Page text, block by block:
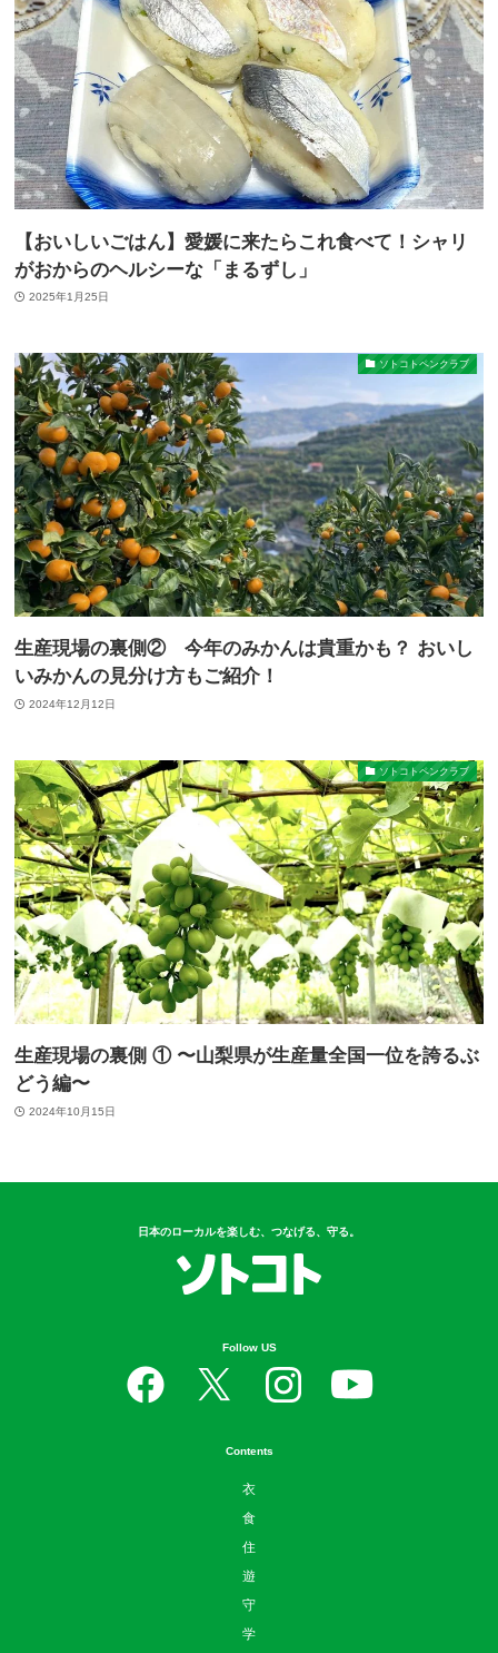
【おいしいごはん】愛媛に来たらこれ食べて！シャリ
がおからのヘルシーな「まるずし」
2025年1月25日
ソトコトペンクラブ
生産現場の裏側② 今年のみかんは貴重かも？ おいし
いみかんの見分け方もご紹介！
2024年12月12日
ソトコトペンクラブ
生産現場の裏側 ① 〜山梨県が生産量全国一位を誇るぶ
どう編〜
2024年10月15日
日本のローカルを楽しむ、つなげる、守る。
Follow US
Contents
衣
食
住
遊
守
学